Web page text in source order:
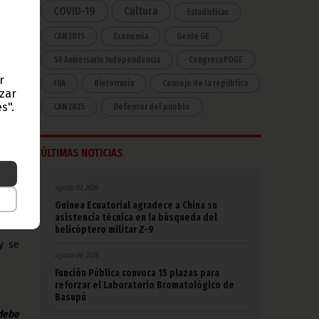
de
se
COVID-19 Cultura Estadísticas
CAN 2015 Economía Gente GE
50 Aniversario Independencia CongresoPDGE
FIJA Bielorrusia Consejo de la república
CAN 2025 Defensor del pueblo
ÚLTIMAS NOTICIAS
agosto 07, 2026
Guinea Ecuatorial agradece a China su
asistencia técnica en la búsqueda del
helicóptero militar Z-9
agosto 06, 2026
Función Pública convoca 15 plazas para
reforzar el Laboratorio Bromatológico de
Basupú